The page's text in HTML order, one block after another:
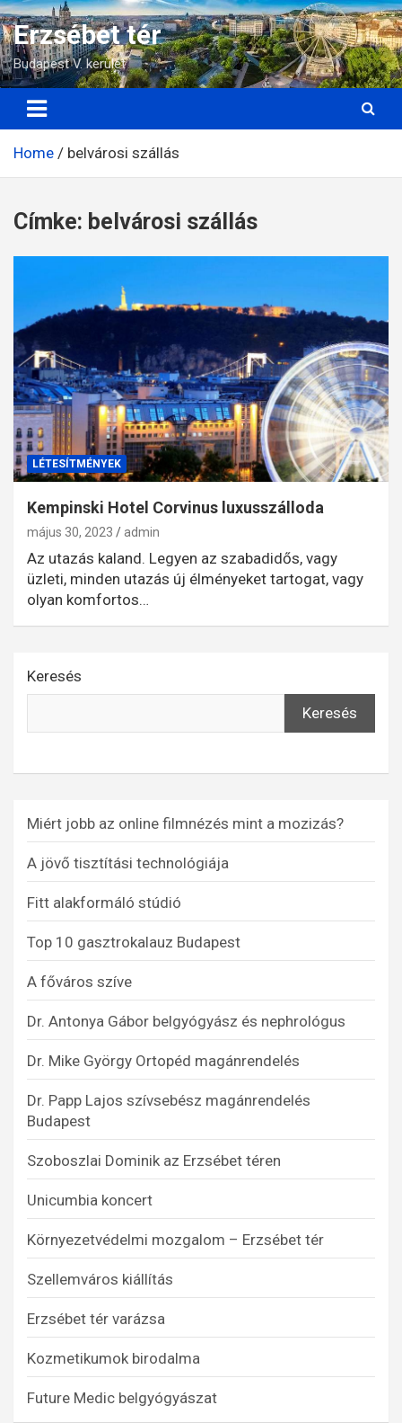
Skip
to
content
Erzsébet tér
Budapest V. kerület
Home belvárosi szállás
Címke: belvárosi szállás
LÉTESÍTMÉNYEK
Kempinski Hotel Corvinus luxusszálloda
május 30, 2023 admin
Az utazás kaland. Legyen az szabadidős, vagy
üzleti, minden utazás új élményeket tartogat, vagy
olyan komfortos…
Keresés
Keresés
Miért jobb az online filmnézés mint a mozizás?
A jövő tisztítási technológiája
Fitt alakformáló stúdió
Top 10 gasztrokalauz Budapest
A főváros szíve
Dr. Antonya Gábor belgyógyász és nephrológus
Dr. Mike György Ortopéd magánrendelés
Dr. Papp Lajos szívsebész magánrendelés
Budapest
Szoboszlai Dominik az Erzsébet téren
Unicumbia koncert
Környezetvédelmi mozgalom – Erzsébet tér
Szellemváros kiállítás
Erzsébet tér varázsa
Kozmetikumok birodalma
Future Medic belgyógyászat